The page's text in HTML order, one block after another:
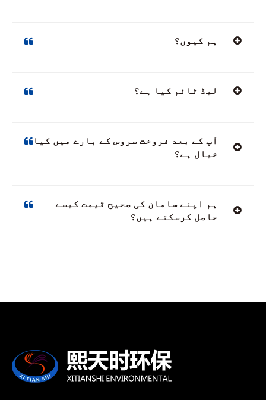
ہم کیوں؟
لیڈ ٹائم کیا ہے؟
آپ کے بعد فروخت سروس کے بارے میں کیا
خیال ہے؟
ہم اپنے سامان کی صحیح قیمت کیسے
حاصل کرسکتے ہیں؟